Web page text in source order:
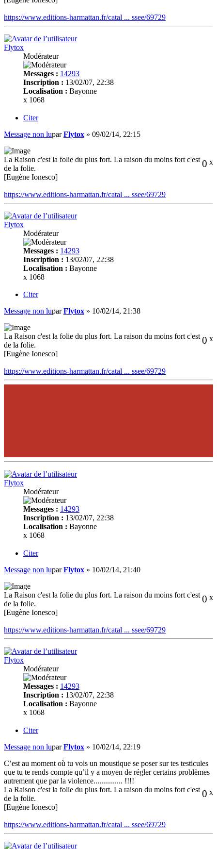
https://www.editions-harmattan.fr/catal ... ssee/69729
Flytox
Modérateur
Messages : 14293
Inscription : 13/02/07, 22:38
Localisation : Bayonne
x 1068
Citer
Message non luparFlytox » 09/02/14, 22:15
0 x
La Raison c'est la folie du plus fort. La raison du moins fort c'est
de la folie.
[Eugène Ionesco]
https://www.editions-harmattan.fr/catal ... ssee/69729
Flytox
Modérateur
Messages : 14293
Inscription : 13/02/07, 22:38
Localisation : Bayonne
x 1068
Citer
Message non luparFlytox » 10/02/14, 21:38
0 x
La Raison c'est la folie du plus fort. La raison du moins fort c'est
de la folie.
[Eugène Ionesco]
https://www.editions-harmattan.fr/catal ... ssee/69729
Flytox
Modérateur
Messages : 14293
Inscription : 13/02/07, 22:38
Localisation : Bayonne
x 1068
Citer
Message non luparFlytox » 10/02/14, 21:40
0 x
La Raison c'est la folie du plus fort. La raison du moins fort c'est
de la folie.
[Eugène Ionesco]
https://www.editions-harmattan.fr/catal ... ssee/69729
Flytox
Modérateur
Messages : 14293
Inscription : 13/02/07, 22:38
Localisation : Bayonne
x 1068
Citer
Message non luparFlytox » 10/02/14, 22:19
C’est au moment où tu vois un moustique se poser sur tes testicules
que tu te rends compte qu’il y a moyen de régler certains problèmes
autrement que par la violence............... !!!!
0 x
La Raison c'est la folie du plus fort. La raison du moins fort c'est
de la folie.
[Eugène Ionesco]
https://www.editions-harmattan.fr/catal ... ssee/69729